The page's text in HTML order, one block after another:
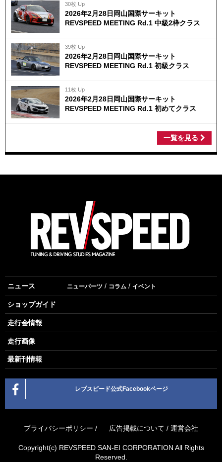
30枚 Up
2026年2月28日岡山国際サーキット
REVSPEED MEETING Rd.1 中級2枠クラス
39枚 Up
2026年2月28日岡山国際サーキット
REVSPEED MEETING Rd.1 初級クラス
11枚 Up
2026年2月28日岡山国際サーキット
REVSPEED MEETING Rd.1 初めてクラス
一覧を見る
ニュース ニューパーツ コラム イベント
ショップガイド
走行会情報
走行画像
最新刊情報
レブスピード公式Facebookページ
プライバシーポリシー / 広告掲載について / 運営会社
Copyright(c) REVSPEED SAN-EI CORPORATION All Rights
Reserved.